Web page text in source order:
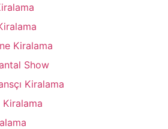
Kiralama
Show
Kiralama